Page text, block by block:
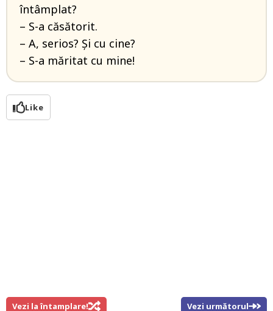
întâmplat?
– S-a căsătorit.
– A, serios? Și cu cine?
– S-a măritat cu mine!
Like
Vezi la întamplare! Vezi următorul